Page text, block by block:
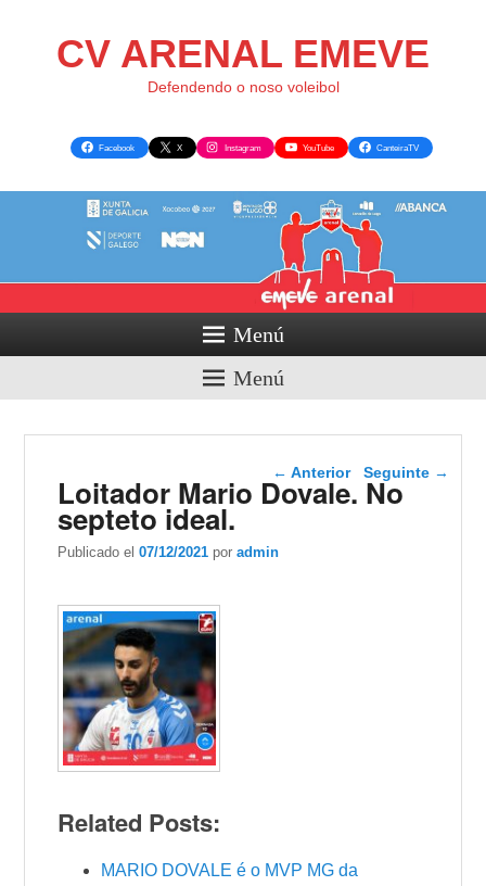
CV ARENAL EMEVE
Defendendo o noso voleibol
Facebook X Instagram YouTube CanteiraTV
Menú
Menú
Navegador de artigos
← Anterior Seguinte →
Loitador Mario Dovale. No
septeto ideal.
Publicado el07/12/2021 poradmin
Related Posts:
MARIO DOVALE é o MVP MG da